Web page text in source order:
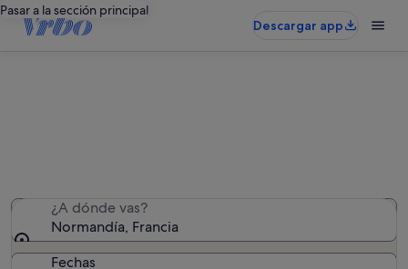
Pasar a la sección principal
Descargar app
¿A dónde vas?
Normandía, Francia
Fechas